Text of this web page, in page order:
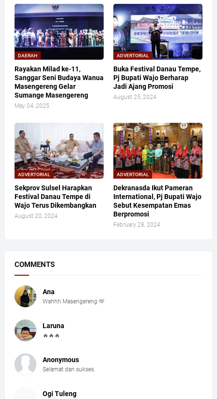
DAERAH
Rayakan Milad ke-11,
Sanggar Seni Budaya Wanua
Masengereng Gelar
Sumange Masengereng
May 04, 2025
ADVERTORIAL
Buka Festival Danau Tempe,
Pj Bupati Wajo Berharap
Jadi Ajang Promosi
August 25, 2024
ADVERTORIAL
Sekprov Sulsel Harapkan
Festival Danau Tempe di
Wajo Terus Dikembangkan
August 20, 2024
ADVERTORIAL
Dekranasda Ikut Pameran
International, Pj Bupati Wajo
Sebut Kesempatan Emas
Berpromosi
February 28, 2024
COMMENTS
Ana
Wahhh Masengereng 🫶
Laruna
🔥🔥🔥
Anonymous
Selamat dan sukses.
Ogi Tuleng